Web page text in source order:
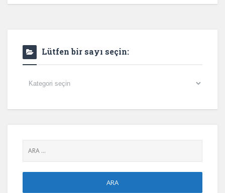
Lütfen bir sayı seçin:
Lütfen